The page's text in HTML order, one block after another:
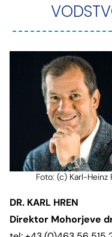
Foto: (c) Karl-Heinz
DR. KARL HREN
Direktor Mohorjeve